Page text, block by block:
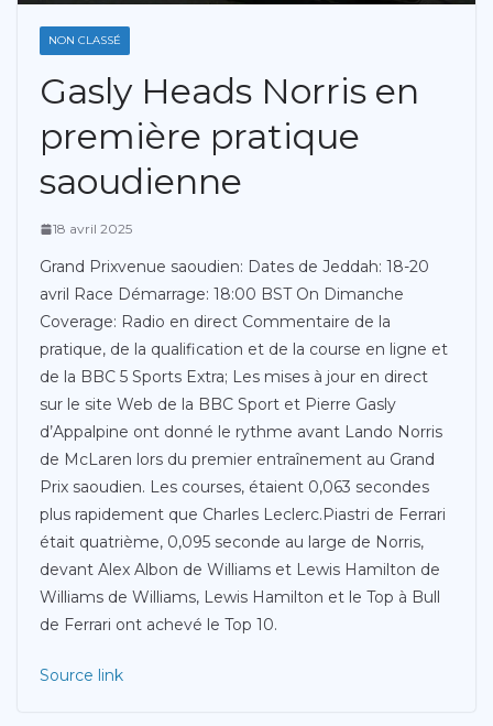
NON CLASSÉ
Gasly Heads Norris en
première pratique
saoudienne
18 avril 2025
Grand Prixvenue saoudien: Dates de Jeddah: 18-20
avril Race Démarrage: 18:00 BST On Dimanche
Coverage: Radio en direct Commentaire de la
pratique, de la qualification et de la course en ligne et
de la BBC 5 Sports Extra; Les mises à jour en direct
sur le site Web de la BBC Sport et Pierre Gasly
d’Appalpine ont donné le rythme avant Lando Norris
de McLaren lors du premier entraînement au Grand
Prix saoudien. Les courses, étaient 0,063 secondes
plus rapidement que Charles Leclerc.Piastri de Ferrari
était quatrième, 0,095 seconde au large de Norris,
devant Alex Albon de Williams et Lewis Hamilton de
Williams de Williams, Lewis Hamilton et le Top à Bull
de Ferrari ont achevé le Top 10.
Source link